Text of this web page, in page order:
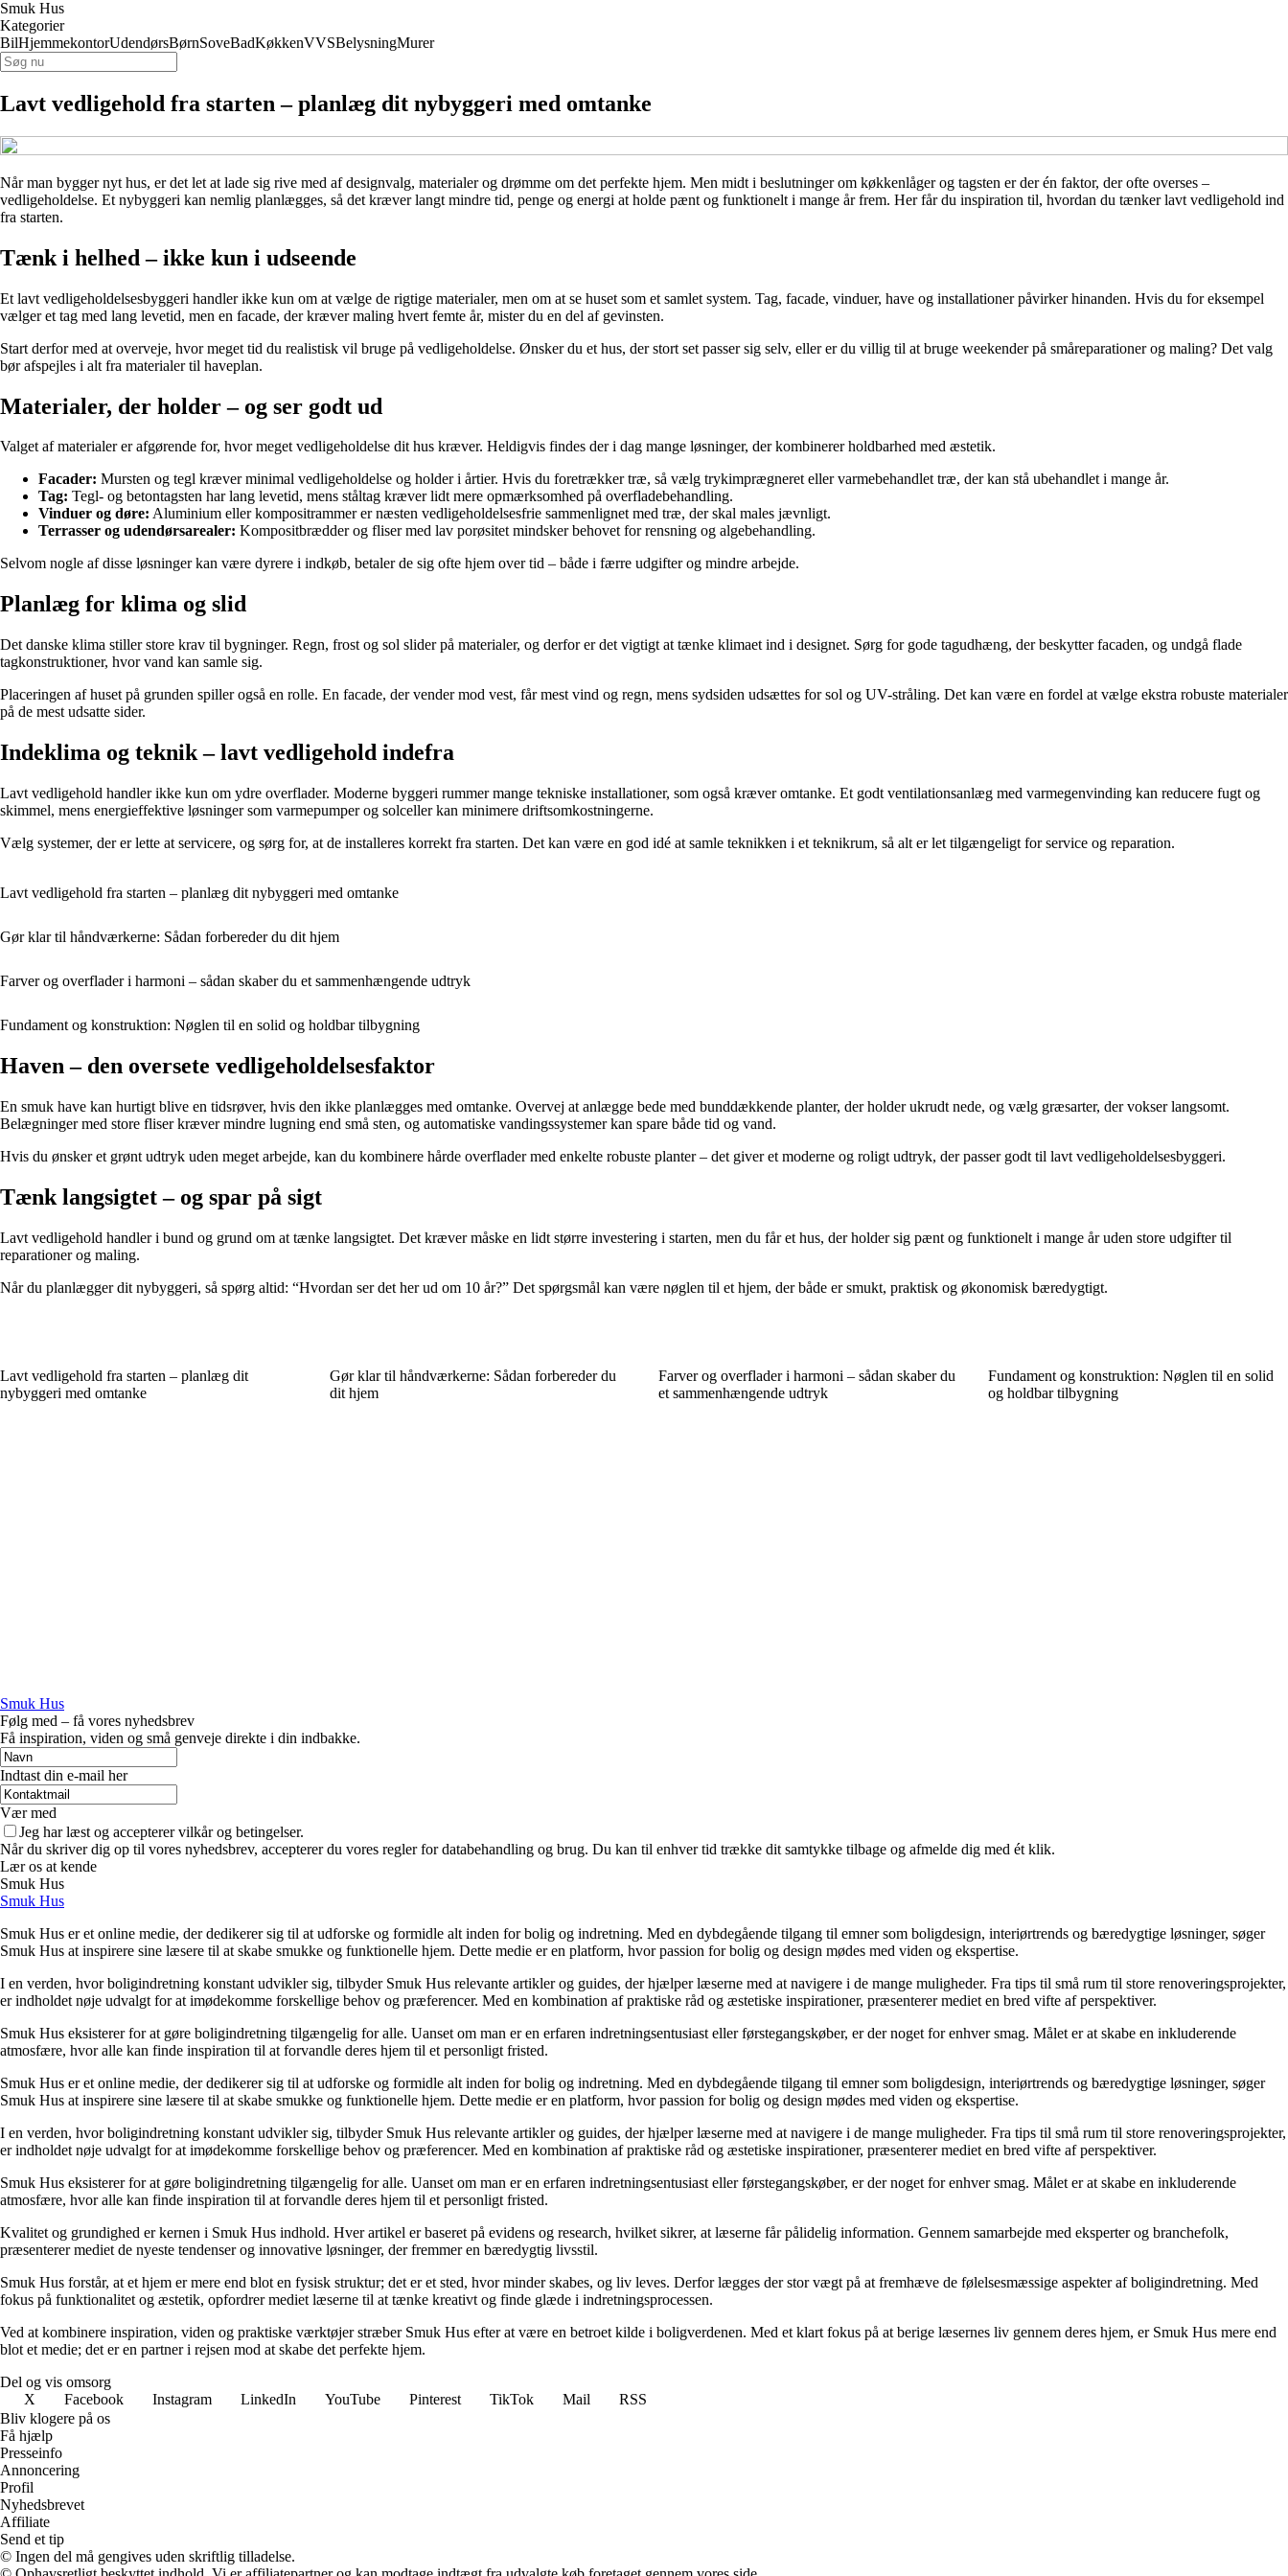
Smuk Hus
Kategorier
BilHjemmekontorUdendørsBørnSoveBadKøkkenVVSBelysningMurer
Lavt vedligehold fra starten – planlæg dit nybyggeri med omtanke
Når man bygger nyt hus, er det let at lade sig rive med af designvalg, materialer og drømme om det perfekte hjem. Men midt i beslutninger om køkkenlåger og tagsten er der én faktor, der ofte overses –
vedligeholdelse. Et nybyggeri kan nemlig planlægges, så det kræver langt mindre tid, penge og energi at holde pænt og funktionelt i mange år frem. Her får du inspiration til, hvordan du tænker lavt vedligehold ind
fra starten.
Tænk i helhed – ikke kun i udseende
Et lavt vedligeholdelsesbyggeri handler ikke kun om at vælge de rigtige materialer, men om at se huset som et samlet system. Tag, facade, vinduer, have og installationer påvirker hinanden. Hvis du for eksempel
vælger et tag med lang levetid, men en facade, der kræver maling hvert femte år, mister du en del af gevinsten.
Start derfor med at overveje, hvor meget tid du realistisk vil bruge på vedligeholdelse. Ønsker du et hus, der stort set passer sig selv, eller er du villig til at bruge weekender på småreparationer og maling? Det valg
bør afspejles i alt fra materialer til haveplan.
Materialer, der holder – og ser godt ud
Valget af materialer er afgørende for, hvor meget vedligeholdelse dit hus kræver. Heldigvis findes der i dag mange løsninger, der kombinerer holdbarhed med æstetik.
Facader: Mursten og tegl kræver minimal vedligeholdelse og holder i årtier. Hvis du foretrækker træ, så vælg trykimprægneret eller varmebehandlet træ, der kan stå ubehandlet i mange år.
Tag: Tegl- og betontagsten har lang levetid, mens ståltag kræver lidt mere opmærksomhed på overfladebehandling.
Vinduer og døre: Aluminium eller kompositrammer er næsten vedligeholdelsesfrie sammenlignet med træ, der skal males jævnligt.
Terrasser og udendørsarealer: Kompositbrædder og fliser med lav porøsitet mindsker behovet for rensning og algebehandling.
Selvom nogle af disse løsninger kan være dyrere i indkøb, betaler de sig ofte hjem over tid – både i færre udgifter og mindre arbejde.
Planlæg for klima og slid
Det danske klima stiller store krav til bygninger. Regn, frost og sol slider på materialer, og derfor er det vigtigt at tænke klimaet ind i designet. Sørg for gode tagudhæng, der beskytter facaden, og undgå flade
tagkonstruktioner, hvor vand kan samle sig.
Placeringen af huset på grunden spiller også en rolle. En facade, der vender mod vest, får mest vind og regn, mens sydsiden udsættes for sol og UV-stråling. Det kan være en fordel at vælge ekstra robuste materialer
på de mest udsatte sider.
Indeklima og teknik – lavt vedligehold indefra
Lavt vedligehold handler ikke kun om ydre overflader. Moderne byggeri rummer mange tekniske installationer, som også kræver omtanke. Et godt ventilationsanlæg med varmegenvinding kan reducere fugt og
skimmel, mens energieffektive løsninger som varmepumper og solceller kan minimere driftsomkostningerne.
Vælg systemer, der er lette at servicere, og sørg for, at de installeres korrekt fra starten. Det kan være en god idé at samle teknikken i et teknikrum, så alt er let tilgængeligt for service og reparation.
Lavt vedligehold fra starten – planlæg dit nybyggeri med omtanke
Gør klar til håndværkerne: Sådan forbereder du dit hjem
Farver og overflader i harmoni – sådan skaber du et sammenhængende udtryk
Fundament og konstruktion: Nøglen til en solid og holdbar tilbygning
Haven – den oversete vedligeholdelsesfaktor
En smuk have kan hurtigt blive en tidsrøver, hvis den ikke planlægges med omtanke. Overvej at anlægge bede med bunddækkende planter, der holder ukrudt nede, og vælg græsarter, der vokser langsomt.
Belægninger med store fliser kræver mindre lugning end små sten, og automatiske vandingssystemer kan spare både tid og vand.
Hvis du ønsker et grønt udtryk uden meget arbejde, kan du kombinere hårde overflader med enkelte robuste planter – det giver et moderne og roligt udtryk, der passer godt til lavt vedligeholdelsesbyggeri.
Tænk langsigtet – og spar på sigt
Lavt vedligehold handler i bund og grund om at tænke langsigtet. Det kræver måske en lidt større investering i starten, men du får et hus, der holder sig pænt og funktionelt i mange år uden store udgifter til
reparationer og maling.
Når du planlægger dit nybyggeri, så spørg altid: “Hvordan ser det her ud om 10 år?” Det spørgsmål kan være nøglen til et hjem, der både er smukt, praktisk og økonomisk bæredygtigt.
Lavt vedligehold fra starten – planlæg dit
nybyggeri med omtanke
Gør klar til håndværkerne: Sådan forbereder du
dit hjem
Farver og overflader i harmoni – sådan skaber du
et sammenhængende udtryk
Fundament og konstruktion: Nøglen til en solid
og holdbar tilbygning
Smuk Hus
Følg med – få vores nyhedsbrev
Få inspiration, viden og små genveje direkte i din indbakke.
Indtast din e-mail her
Vær med
Jeg har læst og accepterer vilkår og betingelser.
Når du skriver dig op til vores nyhedsbrev, accepterer du vores regler for databehandling og brug. Du kan til enhver tid trække dit samtykke tilbage og afmelde dig med ét klik.
Lær os at kende
Smuk Hus
Smuk Hus
Smuk Hus er et online medie, der dedikerer sig til at udforske og formidle alt inden for bolig og indretning. Med en dybdegående tilgang til emner som boligdesign, interiørtrends og bæredygtige løsninger, søger
Smuk Hus at inspirere sine læsere til at skabe smukke og funktionelle hjem. Dette medie er en platform, hvor passion for bolig og design mødes med viden og ekspertise.
I en verden, hvor boligindretning konstant udvikler sig, tilbyder Smuk Hus relevante artikler og guides, der hjælper læserne med at navigere i de mange muligheder. Fra tips til små rum til store renoveringsprojekter,
er indholdet nøje udvalgt for at imødekomme forskellige behov og præferencer. Med en kombination af praktiske råd og æstetiske inspirationer, præsenterer mediet en bred vifte af perspektiver.
Smuk Hus eksisterer for at gøre boligindretning tilgængelig for alle. Uanset om man er en erfaren indretningsentusiast eller førstegangskøber, er der noget for enhver smag. Målet er at skabe en inkluderende
atmosfære, hvor alle kan finde inspiration til at forvandle deres hjem til et personligt fristed.
Smuk Hus er et online medie, der dedikerer sig til at udforske og formidle alt inden for bolig og indretning. Med en dybdegående tilgang til emner som boligdesign, interiørtrends og bæredygtige løsninger, søger
Smuk Hus at inspirere sine læsere til at skabe smukke og funktionelle hjem. Dette medie er en platform, hvor passion for bolig og design mødes med viden og ekspertise.
I en verden, hvor boligindretning konstant udvikler sig, tilbyder Smuk Hus relevante artikler og guides, der hjælper læserne med at navigere i de mange muligheder. Fra tips til små rum til store renoveringsprojekter,
er indholdet nøje udvalgt for at imødekomme forskellige behov og præferencer. Med en kombination af praktiske råd og æstetiske inspirationer, præsenterer mediet en bred vifte af perspektiver.
Smuk Hus eksisterer for at gøre boligindretning tilgængelig for alle. Uanset om man er en erfaren indretningsentusiast eller førstegangskøber, er der noget for enhver smag. Målet er at skabe en inkluderende
atmosfære, hvor alle kan finde inspiration til at forvandle deres hjem til et personligt fristed.
Kvalitet og grundighed er kernen i Smuk Hus indhold. Hver artikel er baseret på evidens og research, hvilket sikrer, at læserne får pålidelig information. Gennem samarbejde med eksperter og branchefolk,
præsenterer mediet de nyeste tendenser og innovative løsninger, der fremmer en bæredygtig livsstil.
Smuk Hus forstår, at et hjem er mere end blot en fysisk struktur; det er et sted, hvor minder skabes, og liv leves. Derfor lægges der stor vægt på at fremhæve de følelsesmæssige aspekter af boligindretning. Med
fokus på funktionalitet og æstetik, opfordrer mediet læserne til at tænke kreativt og finde glæde i indretningsprocessen.
Ved at kombinere inspiration, viden og praktiske værktøjer stræber Smuk Hus efter at være en betroet kilde i boligverdenen. Med et klart fokus på at berige læsernes liv gennem deres hjem, er Smuk Hus mere end
blot et medie; det er en partner i rejsen mod at skabe det perfekte hjem.
Del og vis omsorg
X
Facebook Instagram LinkedIn YouTube Pinterest TikTok Mail
RSS
Bliv klogere på os
Få hjælp
Presseinfo
Annoncering
Profil
Nyhedsbrevet
Affiliate
Send et tip
© Ingen del må gengives uden skriftlig tilladelse.